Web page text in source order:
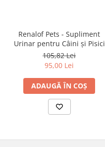
Renalof Pets - Supliment
Urinar pentru Câini și Pisici
105,82 Lei
95,00 Lei
ADAUGĂ ÎN COȘ